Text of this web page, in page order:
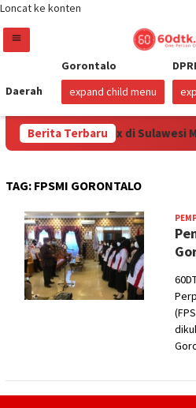
Loncat ke konten
Daerah
Gorontalo
expand child menu
Berita Terbaru
Harga Pertamax di Sulawesi
TAG: FPSMI GORONTALO